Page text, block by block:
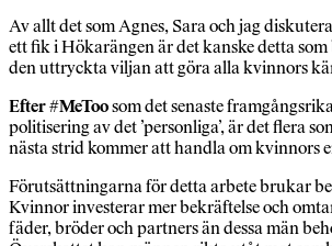
Av allt det som Agnes, Sara och jag
ett fik i Hökarängen är det kanske detta
den uttryckta viljan att göra alla kvinnors
Efter #MeToosom det senaste
politisering av det ’personliga’, är det flera
nästa strid kommer att handla om kvinnors
Förutsättningarna för detta arbete brukar
Kvinnor investerar mer bekräftelse och
fäder, bröder och partners än dessa män